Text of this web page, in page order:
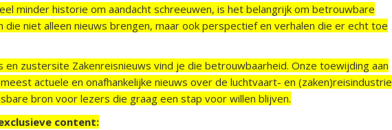
minder historie om aandacht schreeuwen, is het belangrijk om betrouwbare
niet alleen nieuws brengen, maar ook perspectief en verhalen die er echt toe
en zustersite Zakenreisnieuws vind je die betrouwbaarheid. Onze toewijding aan
actuele en onafhankelijke nieuws over de luchtvaart- en (zaken)reisindustrie
bron voor lezers die graag een stap voor willen blijven.
content: